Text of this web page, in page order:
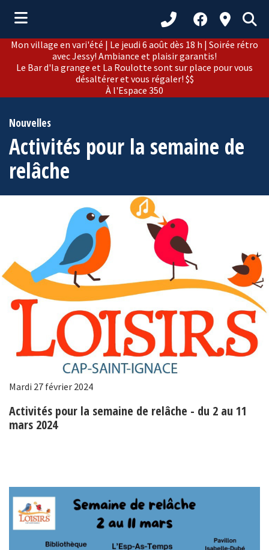
(Municipalité )
(Citoyens )
(Loisirs et culture )
(Développement )
(Tourisme )
Mon village en vari'été | Le jeudi 6 août dès 18 h | Soirée rétro
avec Jessy! Ambiance et plaisir garantis!
Le Bar d'la grange et La Roulotte sont sur place pour vous
désaltérer et vous régaler! $$
À l'Espace 350
Nouvelles
Activités pour la semaine de
relâche
Mardi 27 février 2024
Activités pour la semaine de relâche - du 2 au 11
mars 2024